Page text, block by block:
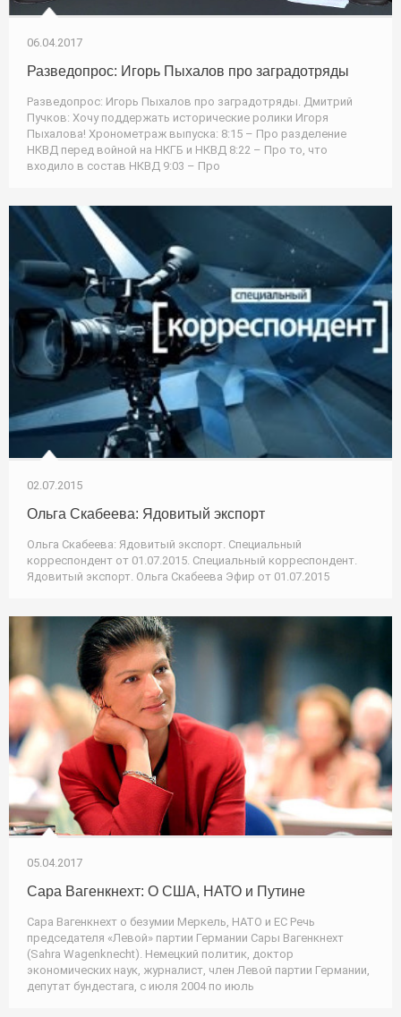
06.04.2017
Разведопрос: Игорь Пыхалов про заградотряды
Разведопрос: Игорь Пыхалов про заградотряды. Дмитрий
Пучков: Хочу поддержать исторические ролики Игоря
Пыхалова! Хронометраж выпуска: 8:15 – Про разделение
НКВД перед войной на НКГБ и НКВД 8:22 – Про то, что
входило в состав НКВД 9:03 – Про
02.07.2015
Ольга Скабеева: Ядовитый экспорт
Ольга Скабеева: Ядовитый экспорт. Специальный
корреспондент от 01.07.2015. Специальный корреспондент.
Ядовитый экспорт. Ольга Скабеева Эфир от 01.07.2015
05.04.2017
Сара Вагенкнехт: О США, НАТО и Путине
Сара Вагенкнехт о безумии Меркель, НАТО и ЕС Речь
председателя «Левой» партии Германии Сары Вагенкнехт
(Sahra Wagenknecht). Немецкий политик, доктор
экономических наук, журналист, член Левой партии Германии,
депутат бундестага, с июля 2004 по июль